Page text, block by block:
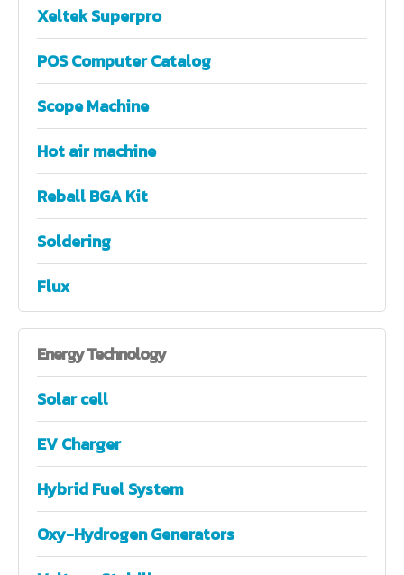
Xeltek Superpro
POS Computer Catalog
Scope Machine
Hot air machine
Reball BGA Kit
Soldering
Flux
EnergyTechnology
Solar cell
EV Charger
Hybrid Fuel System
Oxy-Hydrogen Generators